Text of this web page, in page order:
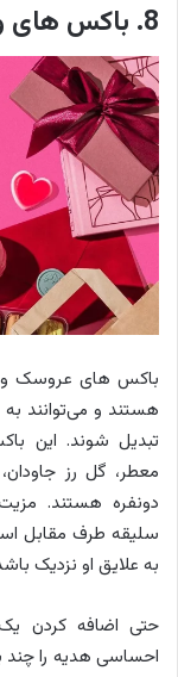
8. باکس های ولنتاین
باکس های عروسک
هستند و می‌توانند
تبدیل شوند. این
معطر، گل رز
دونفره هستند.
سلیقه طرف مقابل
به علایق او نزدیک
حتی اضافه کردن
احساسی هدیه را چند